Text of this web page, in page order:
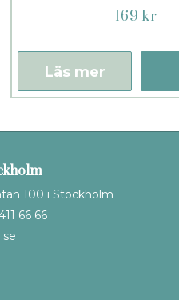
169 kr
Läs mer
100 i Stockholm
66 66